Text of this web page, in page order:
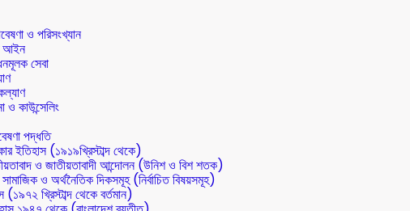
ও পরিসংখ্যান
আইন
সেবা
ও কাউন্সেলিং
পদ্ধতি
ইতিহাস (১৯১৯খ্রিস্টাব্দ থেকে)
ও জাতীয়তাবাদী আন্দোলন (উনিশ ও বিশ শতক)
ও অর্থনৈতিক দিকসমূহ (নির্বাচিত বিষয়সমূহ)
(১৯৭২ খ্রিস্টাব্দ থেকে বর্তমান)